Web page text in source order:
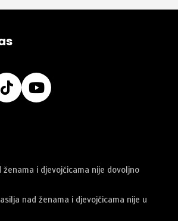
ženama i djevojčicama nije dovoljno
nad ženama i djevojčicama nije u